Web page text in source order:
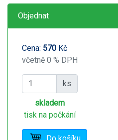
Objednat
Cena: 570 Kč
včetně 0 % DPH
ks
skladem
tisk na počkání